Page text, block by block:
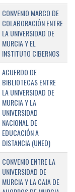
CONVENIO MARCO DE
COLABORACIÓN ENTRE
LA UNIVERSIDAD DE
MURCIA Y EL
INSTITUTO CIBERNOS
ACUERDO DE
BIBLIOTECAS ENTRE
LA UNIVERSIDAD DE
MURCIA Y LA
UNIVERSIDAD
NACIONAL DE
EDUCACIÓN A
DISTANCIA (UNED)
CONVENIO ENTRE LA
UNIVERSIDAD DE
MURCIA Y LA CAJA DE